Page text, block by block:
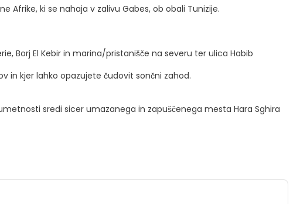
Afrike, ki se nahaja v zalivu Gabes, ob obali Tunizije.
Borj El Kebir in marina/pristanišče na severu ter ulica Habib
in kjer lahko opazujete čudovit sončni zahod.
sredi sicer umazanega in zapuščenega mesta Hara Sghira